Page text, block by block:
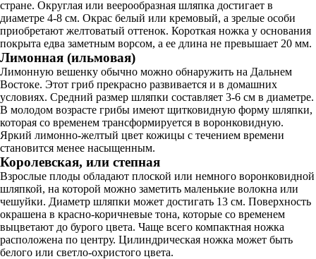
стране. Округлая или веерообразная шляпка достигает в
диаметре 4-8 см. Окрас белый или кремовый, а зрелые особи
приобретают желтоватый оттенок. Короткая ножка у основания
покрыта едва заметным ворсом, а ее длина не превышает 20 мм.
Лимонная (ильмовая)
Лимонную вешенку обычно можно обнаружить на Дальнем
Востоке. Этот гриб прекрасно развивается и в домашних
условиях. Средний размер шляпки составляет 3-6 см в диаметре.
В молодом возрасте грибы имеют щитковидную форму шляпки,
которая со временем трансформируется в воронковидную.
Яркий лимонно-желтый цвет кожицы с течением времени
становится менее насыщенным.
Королевская, или степная
Взрослые плоды обладают плоской или немного воронковидной
шляпкой, на которой можно заметить маленькие волокна или
чешуйки. Диаметр шляпки может достигать 13 см. Поверхность
окрашена в красно-коричневые тона, которые со временем
выцветают до бурого цвета. Чаще всего компактная ножка
расположена по центру. Цилиндрическая ножка может быть
белого или светло-охристого цвета.